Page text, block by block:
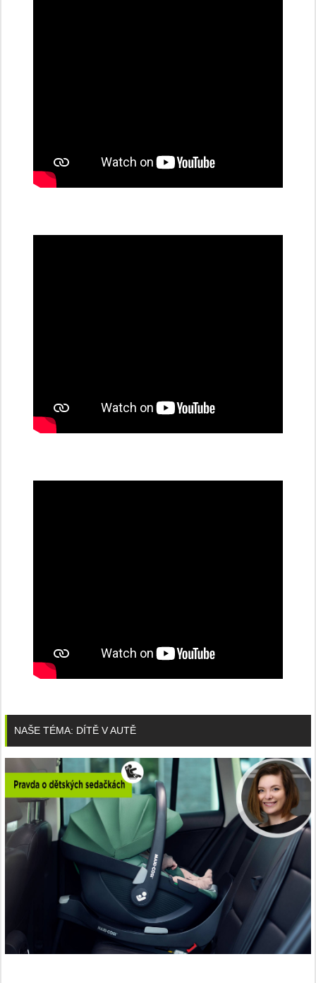
NAŠE TÉMA: DÍTĚ V AUTĚ